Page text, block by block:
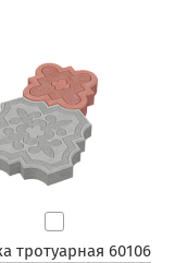
тротуарная 60106